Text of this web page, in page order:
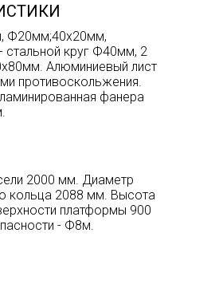
Ф20мм;40х20мм,
круг Ф40мм, 2
Алюминиевый лист
противоскольжения.
фанера
2000 мм. Диаметр
кольца 2088 мм. Высота
платформы 900
- Ф8м.